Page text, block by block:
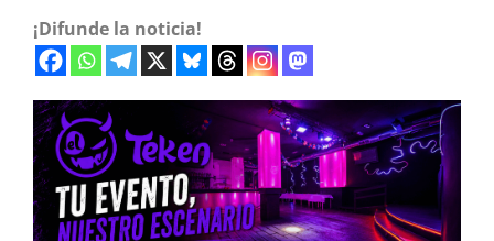
¡Difunde la noticia!